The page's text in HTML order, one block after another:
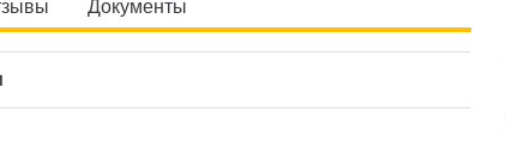
Документы